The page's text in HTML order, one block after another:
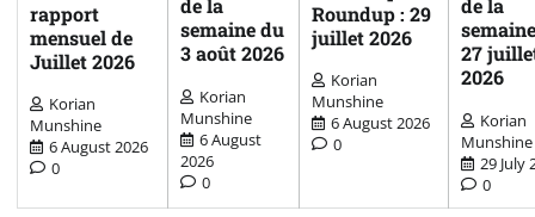
rapport
mensuel de
Juillet 2026
Korian
Munshine
6 August 2026
0
de la
semaine du
3 août 2026
Korian
Munshine
6 August
2026
0
Roundup : 29
juillet 2026
Korian
Munshine
6 August 2026
0
de la
27
2026
Korian
Munshine
29 July
0